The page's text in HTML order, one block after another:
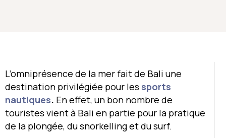
L’omniprésence de la mer fait de Bali une
destination privilégiée pour les sports
nautiques. En effet, un bon nombre de
touristes vient à Bali en partie pour la pratique
de la plongée, du snorkelling et du surf.